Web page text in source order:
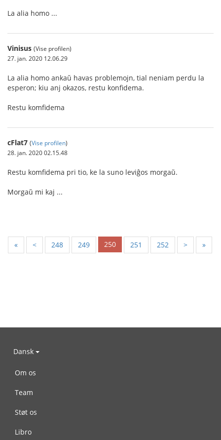
La alia homo ...
Vinisus (Vise profilen)
27. jan. 2020 12.06.29
La alia homo ankaŭ havas problemojn, tial neniam perdu la
esperon; kiu anj okazos, restu konfidema.
Restu komfidema
cFlat7 (Vise profilen)
28. jan. 2020 02.15.48
Restu komfidema pri tio, ke la suno leviĝos morgaŭ.
Morgaŭ mi kaj ...
« < 248 249 250 251 252 > »
Dansk
Om os
Team
Støt os
Libro